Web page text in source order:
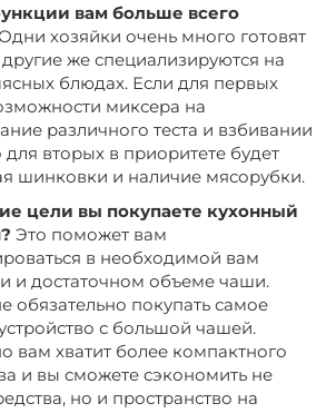
вам больше всего
хозяйки очень много готовят
же специализируются на
блюдах. Если для первых
миксера на
различного теста и взбивании
для вторых в приоритете будет
шинковки и наличие мясорубки.
цели вы покупаете кухонный
Это поможет вам
в необходимой вам
и достаточном объеме чаши.
обязательно покупать самое
с большой чашей.
вам хватит более компактного
и вы сможете сэкономить не
но и пространство на